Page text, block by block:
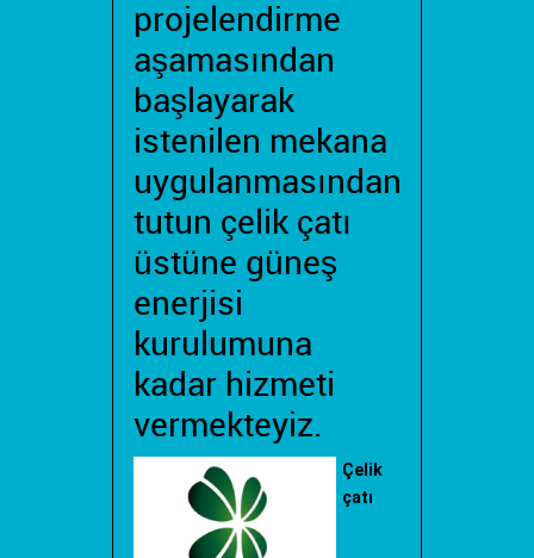
projelendirme
aşamasından
başlayarak
istenilen mekana
uygulanmasından
tutun çelik çatı
üstüne güneş
enerjisi
kurulumuna
kadar hizmeti
vermekteyiz.
Çelik
çatı